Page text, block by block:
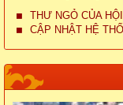
THƯ NGỎ CỦA
CẬP NHẬT HỆ